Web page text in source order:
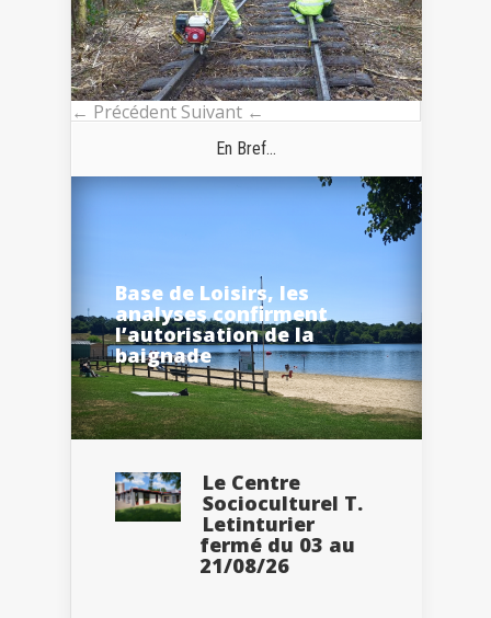
← Précédent Suivant ←
En Bref...
Base de Loisirs, les
analyses confirment
l’autorisation de la
baignade
Le Centre
Socioculturel T.
Letinturier
fermé du 03 au
21/08/26